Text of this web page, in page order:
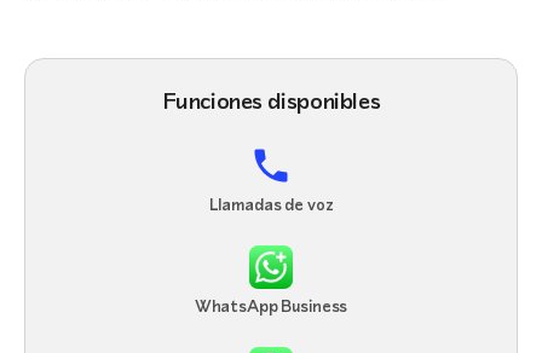
Funciones disponibles
Llamadas de voz
WhatsApp Business